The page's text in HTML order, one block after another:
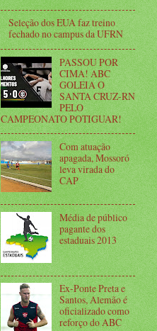
Seleção dos EUA faz treino
fechado no campus da UFRN
PASSOU POR
CIMA! ABC
GOLEIA O
SANTA CRUZ-RN
PELO
CAMPEONATO POTIGUAR!
Com atuação
apagada, Mossoró
leva virada do
CAP
Média de público
pagante dos
estaduais 2013
Ex-Ponte Preta e
Santos, Alemão é
oficializado como
reforço do ABC